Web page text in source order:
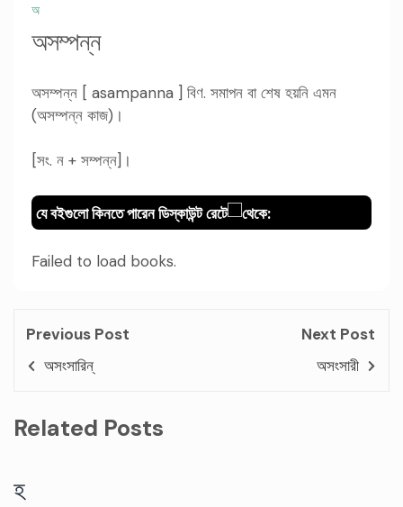
অ
অসম্পন্ন
অসম্পন্ন [ asampanna ] বিণ. সমাপন বা শেষ হয়নি এমন
(অসম্পন্ন কাজ)।
[সং. ন + সম্পন্ন]।
যে বইগুলো কিনতে পারেন ডিস্কাউন্ট রেটে থেকে:
Failed to load books.
Previous Post
অসংসারিন্‌
Next Post
অসংসারী
Related Posts
হ